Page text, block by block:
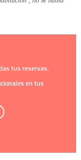
tus reservas.
en tus